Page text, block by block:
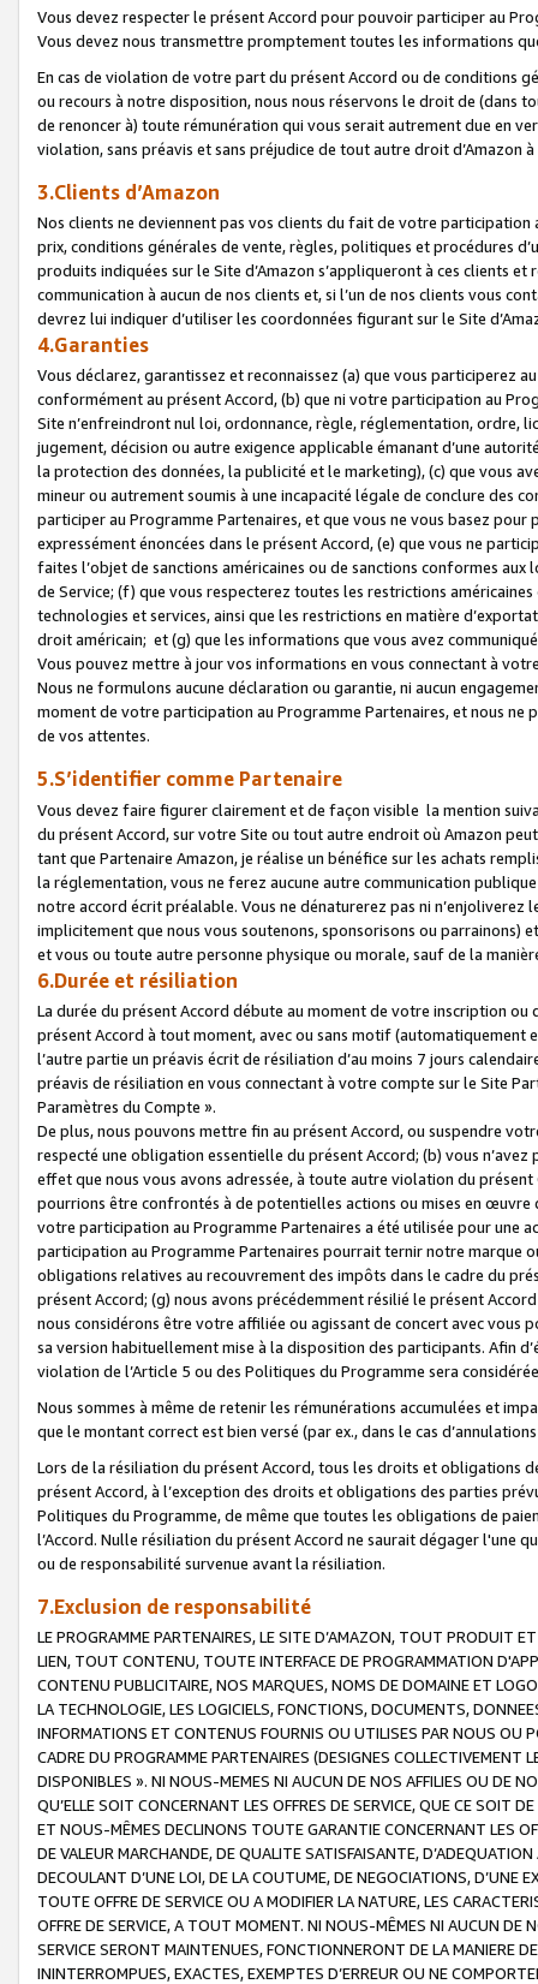
Vous devez respecter le présent Accord pour pouvoir participer au
Vous devez nous transmettre promptement toutes les informations
En cas de violation de votre part du présent Accord ou de conditions
ou recours à notre disposition, nous nous réservons le droit de (dans
de renoncer à) toute rémunération qui vous serait autrement due en
violation, sans préavis et sans préjudice de tout autre droit
3.Clients d’Amazon
Nos clients ne deviennent pas vos clients du fait de votre
prix, conditions générales de vente, règles, politiques et procédures
produits indiquées sur le Site d’Amazon s’appliqueront à ces clients
communication à aucun de nos clients et, si l’un de nos clients vous
devrez lui indiquer d’utiliser les coordonnées figurant sur le Site
4.Garanties
Vous déclarez, garantissez et reconnaissez (a) que vous participerez
conformément au présent Accord, (b) que ni votre participation au
Site n’enfreindront nul loi, ordonnance, règle, réglementation, ordre,
jugement, décision ou autre exigence applicable émanant d’une
la protection des données, la publicité et le marketing), (c) que vous
mineur ou autrement soumis à une incapacité légale de conclure des
participer au Programme Partenaires, et que vous ne vous basez
expressément énoncées dans le présent Accord, (e) que vous ne
faites l’objet de sanctions américaines ou de sanctions conformes
de Service; (f) que vous respecterez toutes les restrictions
technologies et services, ainsi que les restrictions en matière
droit américain; et (g) que les informations que vous avez
Vous pouvez mettre à jour vos informations en vous connectant à
Nous ne formulons aucune déclaration ou garantie, ni aucun
moment de votre participation au Programme Partenaires, et nous
de vos attentes.
5.S’identifier comme Partenaire
Vous devez faire figurer clairement et de façon visible la mention
du présent Accord, sur votre Site ou tout autre endroit où Amazon
tant que Partenaire Amazon, je réalise un bénéfice sur les achats
la réglementation, vous ne ferez aucune autre communication
notre accord écrit préalable. Vous ne dénaturerez pas ni
implicitement que nous vous soutenons, sponsorisons ou parrainons)
et vous ou toute autre personne physique ou morale, sauf de la
6.Durée et résiliation
La durée du présent Accord débute au moment de votre inscription
présent Accord à tout moment, avec ou sans motif (automatiquement
l’autre partie un préavis écrit de résiliation d’au moins 7 jours
préavis de résiliation en vous connectant à votre compte sur le Site
Paramètres du Compte ».
De plus, nous pouvons mettre fin au présent Accord, ou suspendre
respecté une obligation essentielle du présent Accord; (b) vous
effet que nous vous avons adressée, à toute autre violation du
pourrions être confrontés à de potentielles actions ou mises en
votre participation au Programme Partenaires a été utilisée pour une
participation au Programme Partenaires pourrait ternir notre marque
obligations relatives au recouvrement des impôts dans le cadre du
présent Accord; (g) nous avons précédemment résilié le présent
nous considérons être votre affiliée ou agissant de concert avec vous
sa version habituellement mise à la disposition des participants. Afin
violation de l’Article 5 ou des Politiques du Programme sera
Nous sommes à même de retenir les rémunérations accumulées et
que le montant correct est bien versé (par ex., dans le cas
Lors de la résiliation du présent Accord, tous les droits et obligations
présent Accord, à l’exception des droits et obligations des parties
Politiques du Programme, de même que toutes les obligations de
l’Accord. Nulle résiliation du présent Accord ne saurait dégager l'une
ou de responsabilité survenue avant la résiliation.
7.Exclusion de responsabilité
LE PROGRAMME PARTENAIRES, LE SITE D’AMAZON, TOUT PRODUIT
LIEN, TOUT CONTENU, TOUTE INTERFACE DE PROGRAMMATION
CONTENU PUBLICITAIRE, NOS MARQUES, NOMS DE DOMAINE ET
LA TECHNOLOGIE, LES LOGICIELS, FONCTIONS, DOCUMENTS,
INFORMATIONS ET CONTENUS FOURNIS OU UTILISES PAR NOUS OU
CADRE DU PROGRAMME PARTENAIRES (DESIGNES COLLECTIVEMENT
DISPONIBLES ». NI NOUS-MEMES NI AUCUN DE NOS AFFILIES OU DE
QU’ELLE SOIT CONCERNANT LES OFFRES DE SERVICE, QUE CE SOIT
ET NOUS-MÊMES DECLINONS TOUTE GARANTIE CONCERNANT LES
DE VALEUR MARCHANDE, DE QUALITE SATISFAISANTE,
DECOULANT D’UNE LOI, DE LA COUTUME, DE NEGOCIATIONS, D’UNE
TOUTE OFFRE DE SERVICE OU A MODIFIER LA NATURE, LES
OFFRE DE SERVICE, A TOUT MOMENT. NI NOUS-MÊMES NI AUCUN DE
SERVICE SERONT MAINTENUES, FONCTIONNERONT DE LA MANIERE
ININTERROMPUES, EXACTES, EXEMPTES D’ERREUR OU NE